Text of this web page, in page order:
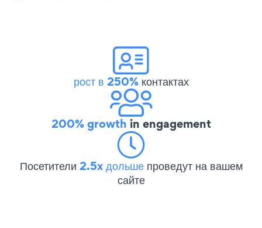
рост в 250%контактах
200% growth in engagement
Посетители 2.5x дольше проведут на вашем
сайте